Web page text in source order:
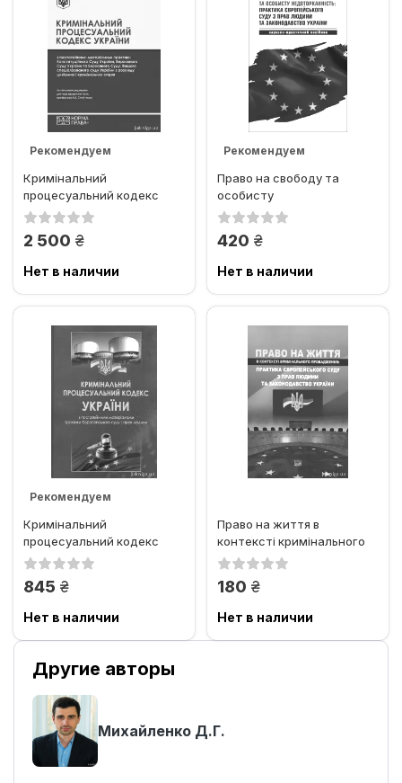
Рекомендуем
Хит продаж
Кримінальний
процесуальний кодекс
України з постатейними
2 500 грн.
Нет в наличии
Рекомендуем
Право на свободу та
особисту
недоторканність:
420 грн.
Нет в наличии
Рекомендуем
Кримінальний
процесуальний кодекс
України з постатейними
845 грн.
Нет в наличии
Право на життя в
контексті кримінального
провадження: практика...
180 грн.
Нет в наличии
Другие авторы
Михайленко Д.Г.